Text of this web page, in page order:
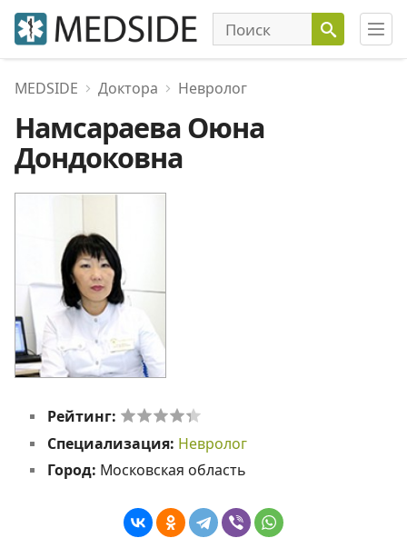
MEDSIDE Доктора Невролог
Намсараева Оюна
Дондоковна
Рейтинг:
Специализация: Невролог
Город: Московская область